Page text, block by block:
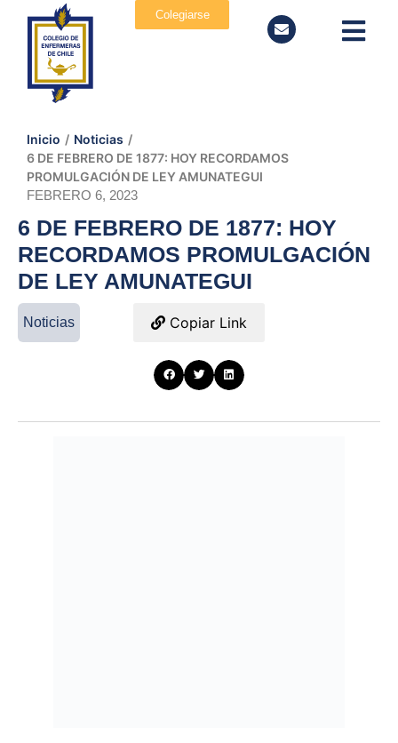
Colegiarse
Inicio / Noticias /
6 DE FEBRERO DE 1877: HOY RECORDAMOS
PROMULGACIÓN DE LEY AMUNATEGUI
FEBRERO 6, 2023
6 DE FEBRERO DE 1877: HOY
RECORDAMOS PROMULGACIÓN
DE LEY AMUNATEGUI
Noticias Copiar Link